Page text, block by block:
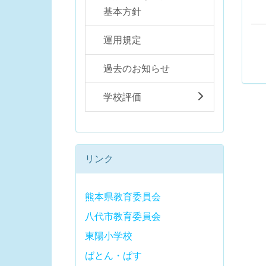
基本方針
運用規定
過去のお知らせ
学校評価
リンク
熊本県教育委員会
八代市教育委員会
東陽小学校
ばとん・ぱす